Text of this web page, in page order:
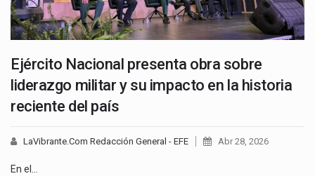
Ejército Nacional presenta obra sobre
liderazgo militar y su impacto en la historia
reciente del país
LaVibrante.Com Redacción General - EFE Abr 28, 2026
En el…